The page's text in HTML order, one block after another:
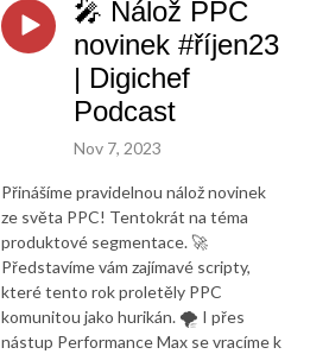
🎤 Nálož PPC
novinek #říjen23
| Digichef
Podcast
Nov 7, 2023
Přinášíme pravidelnou nálož novinek
ze světa PPC! Tentokrát na téma
produktové segmentace. 🚀
Představíme vám zajímavé scripty,
které tento rok proletěly PPC
komunitou jako hurikán. 🌪️ I přes
nástup Performance Max se vracíme k